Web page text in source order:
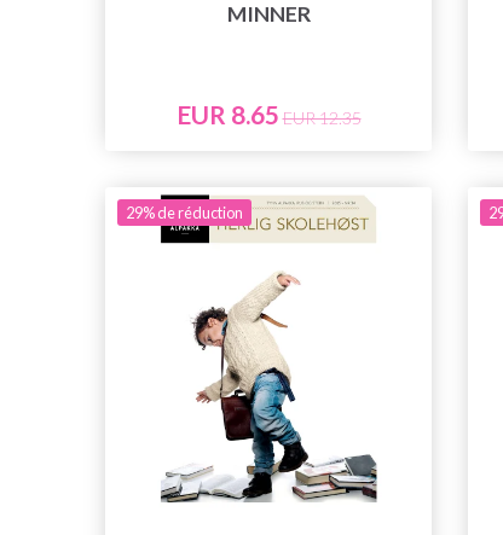
MINNER
EUR 8.65 EUR 12.35
29% de réduction